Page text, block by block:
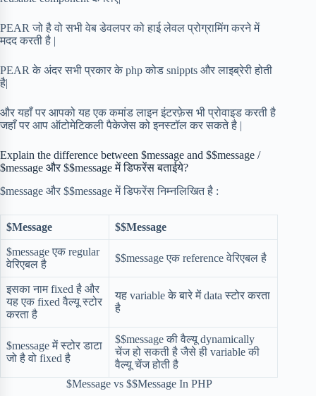
PEAR जो है वो सभी वेब डेवलपर को हाई लेवल प्रोग्रामिंग करने में
मदद करती है |
PEAR के अंदर सभी प्रकार के php कोड snippts और लाइब्रेरी होती
है|
और यहाँ पर आपको यह एक कमांड लाइन इंटरफ़ेस भी प्रोवाइड करती है
जहाँ पर आप ऑटोमेटिकली पैकेजेस को इनस्टॉल कर सकते है |
Explain the difference between $message and $$message /
$message और $$message में डिफरेंस बताईये?
$message और $$message में डिफरेंस निम्नलिखित है :
$Message $$Message
$message एक regular
वेरिएबल है
$$message एक reference वेरिएबल है
इसका नाम fixed है और
यह एक fixed वैल्यू स्टोर
करता है
यह variable के बारे में data स्टोर करता
है
$message में स्टोर डाटा
जो है वो fixed है
$$message की वैल्यू dynamically
चेंज हो सकती है जैसे ही variable की
वैल्यू चेंज होती है
$Message vs $$Message In PHP